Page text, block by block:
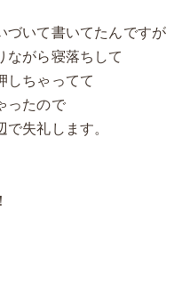
づいて書いてたんですが
ながら寝落ちして
しちゃってて
ったので
で失礼します。